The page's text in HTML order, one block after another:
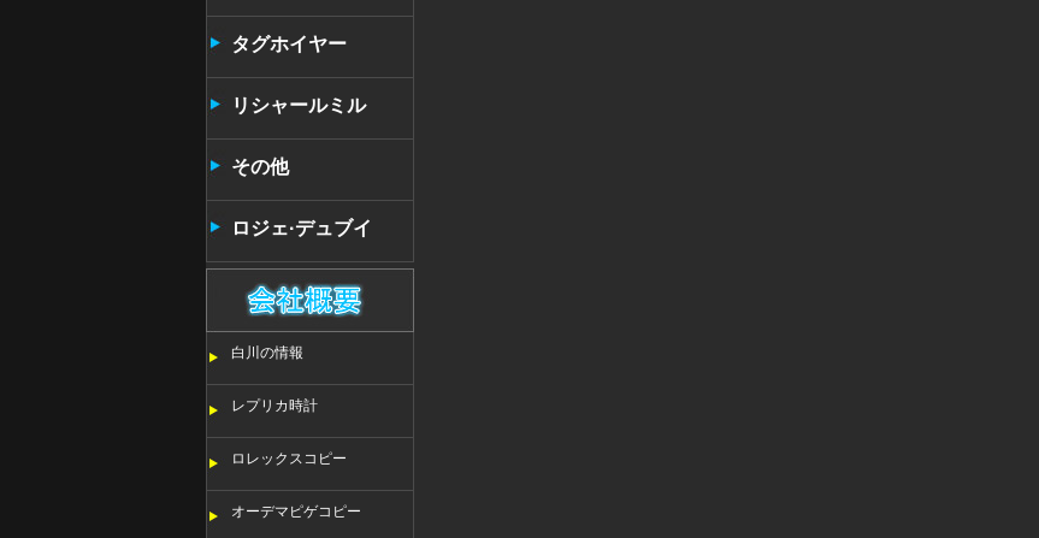
タンタン
タグホイヤー
リシャールミル
その他
ロジェ·デュブイ
白川の情報
レプリカ時計
ロレックスコピー
オーデマピゲコピー